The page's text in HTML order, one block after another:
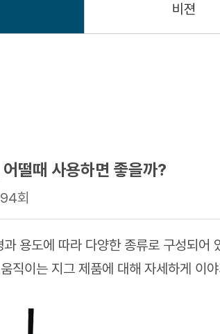
비젼
떨때 사용하면 좋을까?
회
용도에 따라 다양한 종류로 구성되어
직이는 지그 제품에 대해 자세하게 이